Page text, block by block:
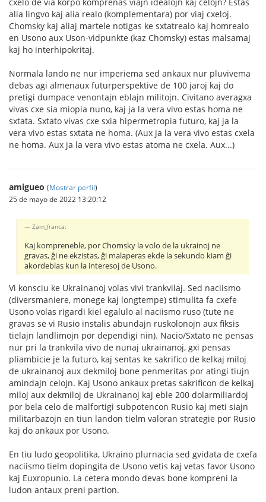
alia lingvo kaj alia realo (komplementara) por viaj cxeloj.
Chomsky kaj aliaj martele notigas ke sxtatrealo kaj homrealo
en Usono aux Uson-vidpunkte (kaz Chomsky) estas malsamaj
kaj ho interhipokritaj.
Normala lando ne nur imperiema sed ankaux nur pluvivema
debas agi almenaux futurperspektive de 100 jaroj kaj do
pretigi dumpace venontajn eblajn militojn. Civitano averagxa
vivas cxe sia miopia nuno, kaj ja la vera vivo estas homa ne
sxtata. Sxtato vivas cxe sxia hipermetropia futuro, kaj ja la
vera vivo estas sxtata ne homa. (Aux ja la vera vivo estas cxela
ne homa. Aux ja la vera vivo estas atoma ne cxela. Aux...)
amigueo (Mostrar perfil)
25 de mayo de 2022 13:20:12
Zam_franca:
Kaj kompreneble, por Chomsky la volo de la ukrainoj ne
gravas, ĝi ne ekzistas, ĝi malaperas ekde la sekundo kiam ĝi
akordeblas kun la interesoj de Usono.
Vi konsciu ke Ukrainanoj volas vivi trankvilaj. Sed naciismo
(diversmaniere, monege kaj longtempe) stimulita fa cxefe
Usono volas rigardi kiel egalulo al naciismo ruso (tute ne
gravas se vi Rusio instalis abundajn ruskolonojn aux fiksis
tielajn landlimojn por dependigi nin). Nacio/Sxtato ne pensas
nur pri la trankvila vivo de nunaj ukrainanoj, gxi pensas
pliambicie je la futuro, kaj sentas ke sakrifico de kelkaj miloj
de ukrainanoj aux dekmiloj bone penmeritas por atingi tiujn
amindajn celojn. Kaj Usono ankaux pretas sakrificon de kelkaj
miloj aux dekmiloj de Ukrainanoj kaj eble 200 dolarmiliardoj
por bela celo de malfortigi subpotencon Rusio kaj meti siajn
militarbazojn en tiun landon tielm valoran strategie por Rusio
kaj do ankaux por Usono.
En tiu ludo geopolitika, Ukraino plurnacia sed gvidata de cxefa
naciismo tielm dopingita de Usono vetis kaj vetas favor Usono
kaj Euxropunio. La cetera mondo devas bone kompreni la
ludon antaux preni partion.